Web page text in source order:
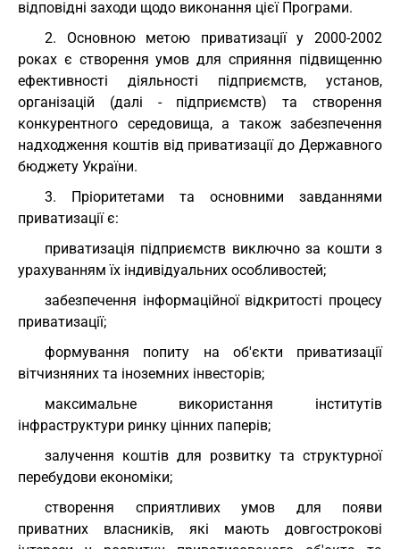
відповідні заходи щодо виконання цієї Програми.
2. Основною метою приватизації у 2000-2002
роках є створення умов для сприяння підвищенню
ефективності діяльності підприємств, установ,
організацій (далі - підприємств) та створення
конкурентного середовища, а також забезпечення
надходження коштів від приватизації до Державного
бюджету України.
3. Пріоритетами та основними завданнями
приватизації є:
приватизація підприємств виключно за кошти з
урахуванням їх індивідуальних особливостей;
забезпечення інформаційної відкритості процесу
приватизації;
формування попиту на об'єкти приватизації
вітчизняних та іноземних інвесторів;
максимальне використання інститутів
інфраструктури ринку цінних паперів;
залучення коштів для розвитку та структурної
перебудови економіки;
створення сприятливих умов для появи
приватних власників, які мають довгострокові